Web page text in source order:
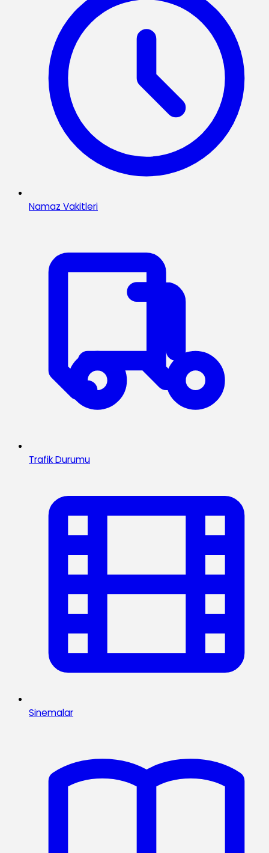
Namaz Vakitleri
Trafik Durumu
Sinemalar